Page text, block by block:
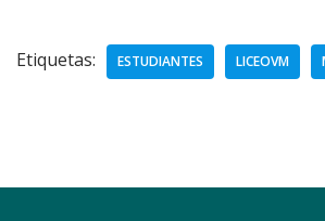
Etiquetas: ESTUDIANTES LICEOVM